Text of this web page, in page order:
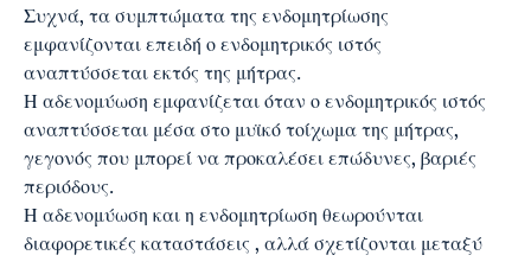
Συχνά, τα συμπτώματα της ενδομητρίωσης
εμφανίζονται επειδή ο ενδομητρικός ιστός
αναπτύσσεται εκτός της μήτρας.
Η αδενομύωση εμφανίζεται όταν ο ενδομητρικός ιστός
αναπτύσσεται μέσα στο μυϊκό τοίχωμα της μήτρας,
γεγονός που μπορεί να προκαλέσει επώδυνες, βαριές
περιόδους.
Η αδενομύωση και η ενδομητρίωση θεωρούνται
διαφορετικές καταστάσεις , αλλά σχετίζονται μεταξύ